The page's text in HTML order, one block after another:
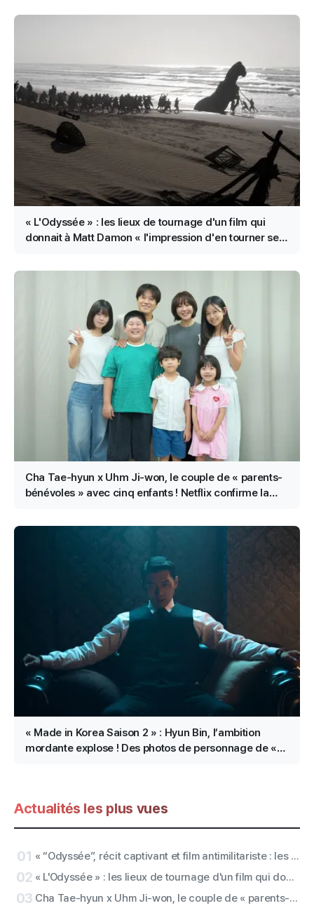
« L'Odyssée » : les lieux de tournage d'un film qui
donnait à Matt Damon « l'impression d'en tourner sept
Cha Tae-hyun x Uhm Ji-won, le couple de « parents-
bénévoles » avec cinq enfants ! Netflix confirme la
« Made in Korea Saison 2 » : Hyun Bin, l’ambition
mordante explose ! Des photos de personnage de «
Actualités les plus vues
01 « “Odyssée”, récit captivant et film antimilitariste : les impressions des journalistes de Cineplay sur le film de Christopher Nolan »
02 « L'Odyssée » : les lieux de tournage d'un film qui donnait à Matt Damon « l'impression d'en tourner sept à la fois »
03 Cha Tae-hyun x Uhm Ji-won, le couple de « parents-bénévoles » avec cinq enfants ! Netflix confirme la production du film ‘Bokjik Kyongchal’